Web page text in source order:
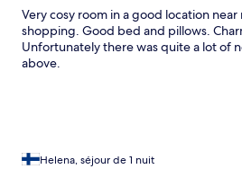
Very cosy room in a good location near
shopping. Good bed and pillows.
Unfortunately there was quite a lot of
above.
Helena, séjour de 1 nuit